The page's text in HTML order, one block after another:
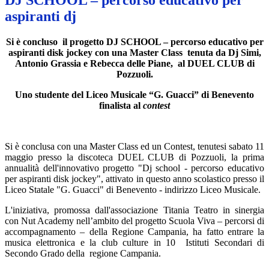
aspiranti dj
Si è concluso il progetto DJ SCHOOL – percorso educativo per
aspiranti disk jockey con una Master Class tenuta da Dj Simi,
Antonio Grassia e Rebecca delle Piane, al DUEL CLUB di
Pozzuoli.
Uno studente del Liceo Musicale “G. Guacci” di Benevento
finalista al contest
Si è conclusa con una Master Class ed un Contest, tenutesi sabato 11
maggio presso la discoteca DUEL CLUB di Pozzuoli, la prima
annualità dell'innovativo progetto "Dj school - percorso educativo
per aspiranti disk jockey", attivato in questo anno scolastico presso il
Liceo Statale "G. Guacci" di Benevento - indirizzo Liceo Musicale.
L'iniziativa, promossa dall'associazione Titania Teatro in sinergia
con Nut Academy nell’ambito del progetto Scuola Viva – percorsi di
accompagnamento – della Regione Campania, ha fatto entrare la
musica elettronica e la club culture in 10
Istituti Secondari di
Secondo Grado della regione Campania.